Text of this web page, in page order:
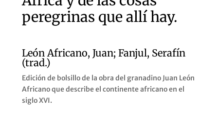
peregrinas que allí hay.
León Africano, Juan; Fanjul, Serafín
(trad.)
Edición de bolsillo de la obra del granadino Juan León
Africano que describe el continente africano en el
siglo XVI.